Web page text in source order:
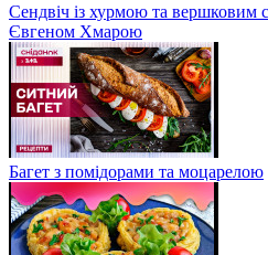
Сендвіч із хурмою та вершковим
Євгеном Хмарою
Багет з помідорами та моцарелою